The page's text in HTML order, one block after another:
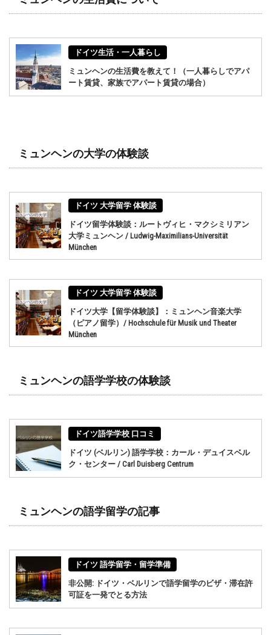
ドイツ生活・一人暮らし
ミュンヘンの生活費を教えて！（一人暮らしでアパ
ート賃貸、家族でアパート賃貸の場合）
ミュンヘンの大学の体験談
ドイツ 大学留学 体験談
ドイツ留学体験談：ルートヴィヒ・マクシミリアン
大学ミュンヘン / Ludwig-Maximilians-Universität
München
ドイツ 大学留学 体験談
ドイツ大学【留学体験談】：ミュンヘン音楽大学
（ピアノ留学）/ Hochschule für Musik und Theater
München
ミュンヘンの語学学校の体験談
ドイツ語学学校 口コミ
ドイツ (ベルリン) 語学学校：カール・デュイスベル
ク・センター / Carl Duisberg Centrum
ミュンヘンの語学留学の記事
ドイツ 語学留学・留学準備
非公開: ドイツ・ベルリンで語学留学のビザ・滞在許
可証を一発でとる方法